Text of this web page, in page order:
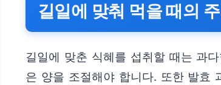
길일에 맞춰 먹을 때의
길일에 맞춘 식혜를 섭취할 때는 과
은 양을 조절해야 합니다. 또한 발효